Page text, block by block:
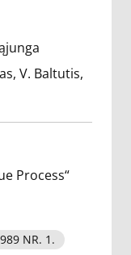
V. Baltutis
Process“
NR. 1.